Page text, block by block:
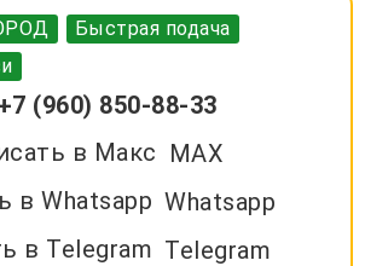
Быстрая подача
(960) 850-88-33
MAX
Whatsapp
Telegram